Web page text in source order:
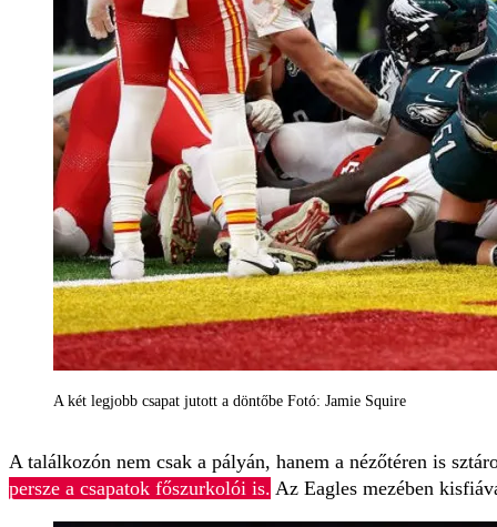
A két legjobb csapat jutott a döntőbe Fotó: Jamie Squire
A találkozón nem csak a pályán, hanem a nézőtéren is
persze a csapatok főszurkolói is. Az Eagles mezében